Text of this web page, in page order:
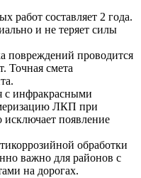
работ составляет 2 года.
и не теряет силы
повреждений проводится
Точная смета
с инфракрасными
ЛКП при
исключает появление
обработки
важно для районов с
на дорогах.